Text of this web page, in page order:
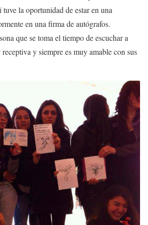
la oportunidad de estar en una
en una firma de autógrafos.
que se toma el tiempo de escuchar a
y siempre es muy amable con sus